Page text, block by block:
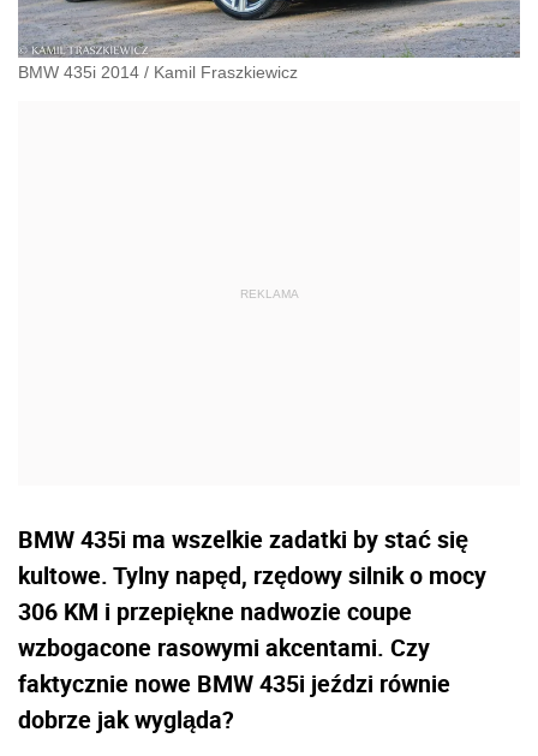
BMW 435i 2014 / Kamil Fraszkiewicz
BMW 435i ma wszelkie zadatki by stać się
kultowe. Tylny napęd, rzędowy silnik o mocy
306 KM i przepiękne nadwozie coupe
wzbogacone rasowymi akcentami. Czy
faktycznie nowe BMW 435i jeździ równie
dobrze jak wygląda?